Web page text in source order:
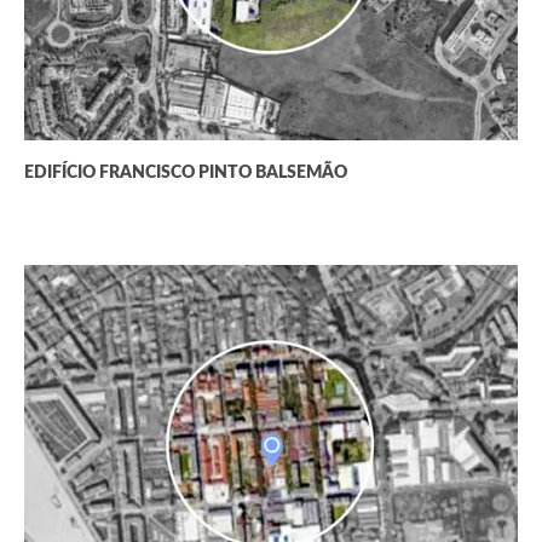
EDIFÍCIO FRANCISCO PINTO BALSEMÃO